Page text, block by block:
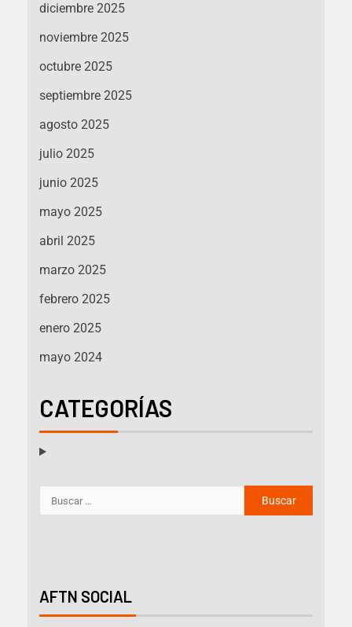
diciembre 2025
noviembre 2025
octubre 2025
septiembre 2025
agosto 2025
julio 2025
junio 2025
mayo 2025
abril 2025
marzo 2025
febrero 2025
enero 2025
mayo 2024
CATEGORÍAS
AFTN SOCIAL